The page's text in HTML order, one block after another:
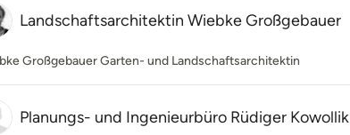
Landschaftsarchitektin Wiebke Großgebauer
Großgebauer Garten- und Landschaftsarchitektin
Planungs- und Ingenieurbüro Rüdiger Kowollik